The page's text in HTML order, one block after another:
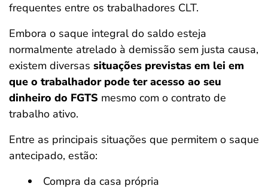
frequentes entre os trabalhadores CLT.
Embora o saque integral do saldo esteja
normalmente atrelado à demissão sem justa causa,
existem diversas situações previstas em lei em
que o trabalhador pode ter acesso ao seu
dinheiro do FGTS mesmo com o contrato de
trabalho ativo.
Entre as principais situações que permitem o saque
antecipado, estão:
Compra da casa própria